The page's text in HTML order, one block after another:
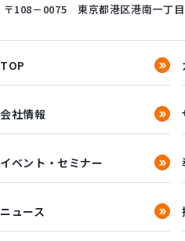
〒108－0075 東京都港区港南一丁
TOP
会社情報
イベント・セミナー
ニュース